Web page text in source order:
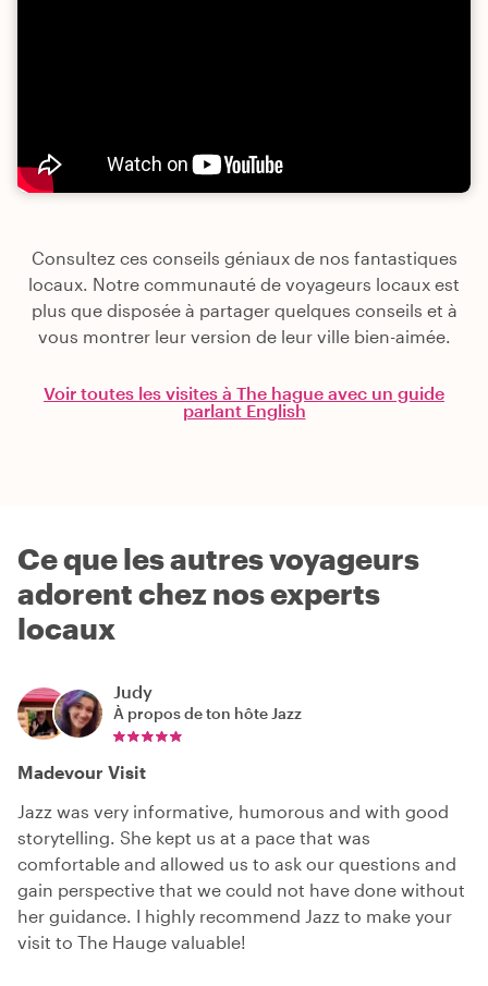
Consultez ces conseils géniaux de nos fantastiques
locaux. Notre communauté de voyageurs locaux est
plus que disposée à partager quelques conseils et à
vous montrer leur version de leur ville bien-aimée.
Voir toutes les visites à The hague avec un guide
parlant English
Ce que les autres voyageurs
adorent chez nos experts
locaux
Judy
À propos de ton hôte Jazz
Madevour Visit
Jazz was very informative, humorous and with good
storytelling. She kept us at a pace that was
comfortable and allowed us to ask our questions and
gain perspective that we could not have done without
her guidance. I highly recommend Jazz to make your
visit to The Hauge valuable!